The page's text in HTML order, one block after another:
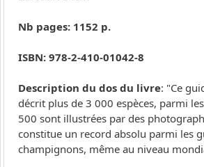
Nb pages: 1152 p.
ISBN: 978-2-410-01042-8
Description du dos du livre: "Ce
décrit plus de 3 000 espèces, parmi
500 sont illustrées par des
constitue un record absolu parmi les
champignons, même au niveau